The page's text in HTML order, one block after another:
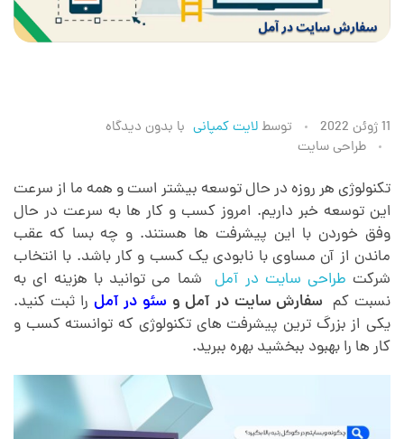
س
ف
ا
ر
ش
س
11 ژوئن 2022 توسطلایت کمپانی با بدون دیدگاه
طراحی سایت
تکنولوژی هر روزه در حال توسعه بیشتر است و همه ما از سرعت
این توسعه خبر داریم. امروز کسب و کار ها به سرعت در حال
وفق خوردن با این پیشرفت ها هستند. و چه بسا که عقب
ماندن از آن مساوی با نابودی یک کسب و کار باشد. با انتخاب
شرکت طراحی سایت در آمل شما می توانید با هزینه ای به
نسبت کم سفارش سایت در آمل و سئو در آمل را ثبت کنید.
یکی از بزرگ ترین پیشرفت های تکنولوژی که توانسته کسب و
کار ها را بهبود ببخشید بهره ببرید.